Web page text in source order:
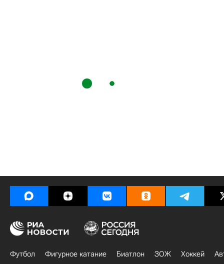
Футбол Фигурное катание Биатлон ЗОЖ Хоккей